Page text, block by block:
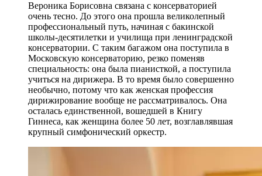
Вероника Борисовна связана с консерваторией
очень тесно. До этого она прошла великолепный
профессиональный путь, начиная с бакинской
школы-десятилетки и училища при ленинградской
консерватории. С таким багажом она поступила в
Московскую консерваторию, резко поменяв
специальность: она была пианисткой, а поступила
учиться на дирижера. В то время было совершенно
необычно, потому что как женская профессия
дирижирование вообще не рассматривалось. Она
осталась единственной, вошедшей в Книгу
Гиннеса, как женщина более 50 лет, возглавлявшая
крупный симфонический оркестр.